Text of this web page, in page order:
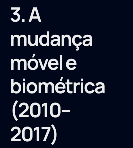
3. A
mudança
móvel e
biométrica
(2010–
2017)